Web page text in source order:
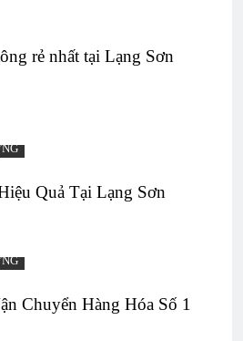
rẻ nhất tại Lạng Sơn
Quả Tại Lạng Sơn
Chuyển Hàng Hóa Số 1